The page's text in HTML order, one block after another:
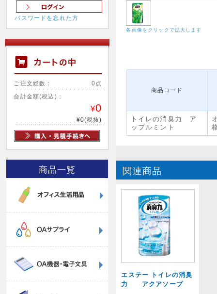
パスワードを忘れた方
ご注文総数： 0点
合計金額(税込)：
¥0
¥0(税抜)
商品一覧
各画像をクリックで拡大します
商品コード
トイレの消臭力 ア
ップルミント
関連商品
エステー トイレの消臭
力 アクアソープ